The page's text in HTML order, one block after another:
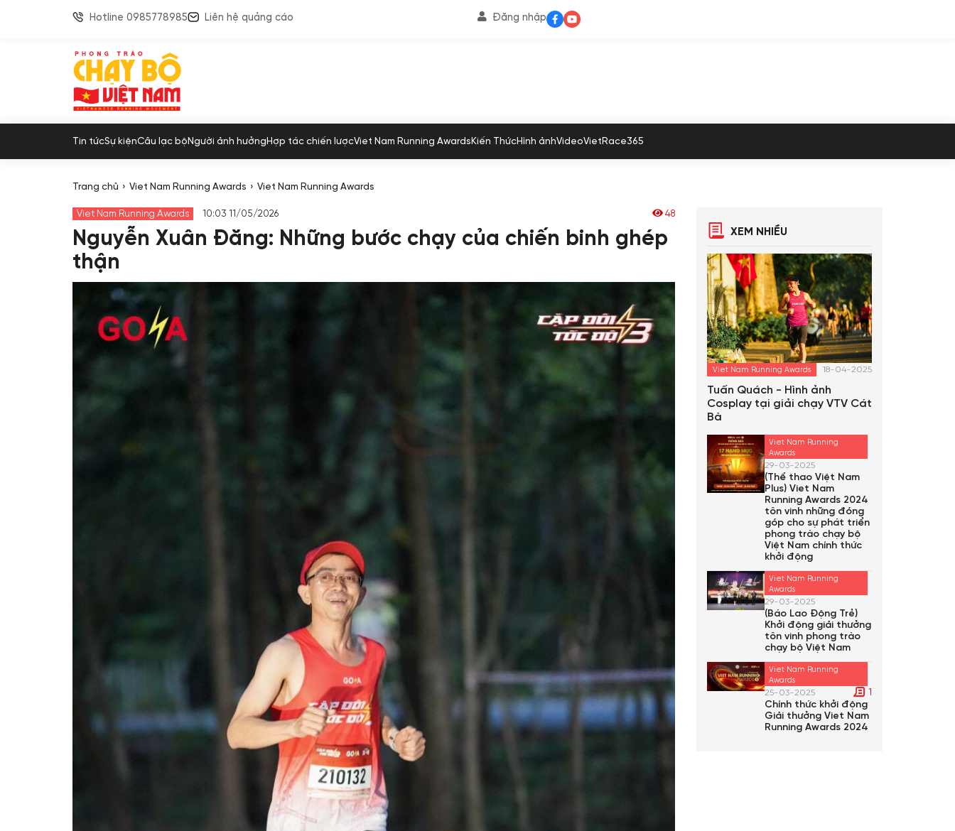
Hotline 0985778985 Liên hệ quảng cáo Đăng nhập
Tin tứcSự kiệnCâu lạc bộ Người ảnh hưởng Hợp tác chiến lượcViet Nam Running Awards Kiến ThứcHình ảnhVideoVietRace365
Trang chủ Viet Nam Running Awards Viet Nam Running Awards
Viet Nam Running Awards 10:03 11/05/2026 48
Nguyễn Xuân Đăng: Những bước chạy của chiến binh ghép
thận
XEM NHIỀU
Viet Nam Running Awards 18-04-2025
Tuấn Quách - Hình ảnh
Cosplay tại giải chạy VTV Cát
Bà
Viet Nam Running
Awards
29-03-2025
(Thể thao Việt Nam
Plus) Viet Nam
Running Awards 2024
tôn vinh những đóng
góp cho sự phát triển
phong trào chạy bộ
Việt Nam chính thức
khởi động
Viet Nam Running
Awards
29-03-2025
(Báo Lao Động Trẻ)
Khởi động giải thưởng
tôn vinh phong trào
chạy bộ Việt Nam
Viet Nam Running
Awards
25-03-2025 1
Chính thức khởi động
Giải thưởng Viet Nam
Running Awards 2024